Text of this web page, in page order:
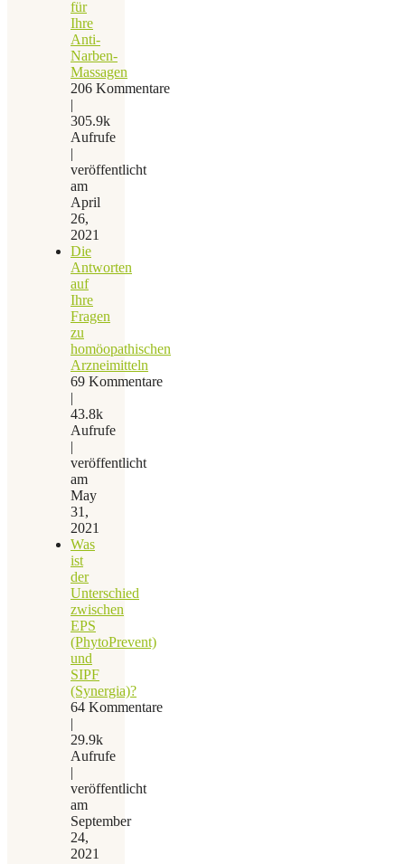
für
Ihre
Anti-
Narben-
Massagen
206 Kommentare
|
305.9k
Aufrufe
|
veröffentlicht
am
April
26,
2021
Die
Antworten
auf
Ihre
Fragen
zu
homöopathischen
Arzneimitteln
69 Kommentare
|
43.8k
Aufrufe
|
veröffentlicht
am
May
31,
2021
Was
ist
der
Unterschied
zwischen
EPS
(PhytoPrevent)
und
SIPF
(Synergia)?
64 Kommentare
|
29.9k
Aufrufe
|
veröffentlicht
am
September
24,
2021